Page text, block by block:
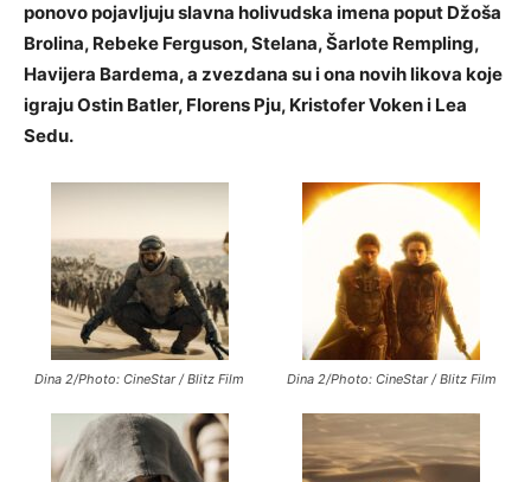
ponovo pojavljuju slavna holivudska imena poput Džoša
Brolina, Rebeke Ferguson, Stelana, Šarlote Rempling,
Havijera Bardema, a zvezdana su i ona novih likova koje
igraju Ostin Batler, Florens Pju, Kristofer Voken i Lea
Sedu.
Dina 2/Photo: CineStar / Blitz Film Dina 2/Photo: CineStar / Blitz Film